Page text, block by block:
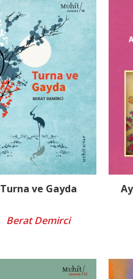
Turna ve Gayda
Berat Demirci